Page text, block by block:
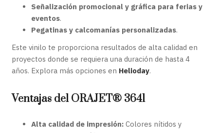
Señalización promocional y gráfica para ferias y
eventos.
Pegatinas y calcomanías personalizadas.
Este vinilo te proporciona resultados de alta calidad en
proyectos donde se requiera una duración de hasta 4
años. Explora más opciones en Helioday.
Ventajas del ORAJET® 3641
Alta calidad de impresión: Colores nítidos y